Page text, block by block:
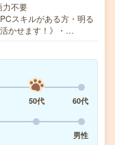
力不要
スキルがある方・明る
かせます！》・…
50代
60代
男性